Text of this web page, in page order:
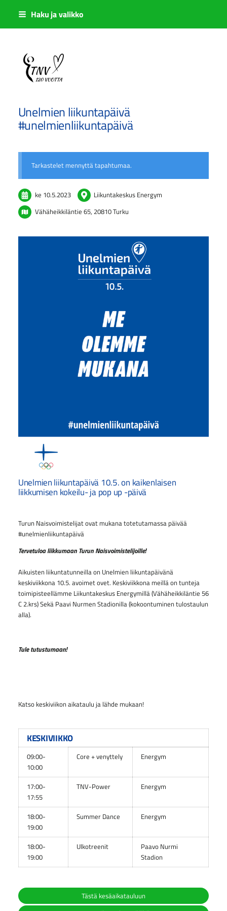
Siirry
sisältöön
Haku ja valikko
Sivuston etusivulle
Unelmien liikuntapäivä
#unelmienliikuntapäivä
Tarkastelet mennyttä tapahtumaa.
ke 10.5.2023
Liikuntakeskus Energym
Vähäheikkiläntie 65, 20810 Turku
Unelmien liikuntapäivä 10.5. on kaikenlaisen
liikkumisen kokeilu- ja pop up -päivä
Turun Naisvoimistelijat ovat mukana totetutamassa päivää
#unelmienliikuntapäivä
Tervetuloa liikkumaan Turun Naisvoimistelijoille!
Aikuisten liikuntatunneilla on Unelmien liikuntapäivänä
keskiviikkona 10.5. avoimet ovet. Keskiviikkona meillä on tunteja
toimipisteellämme Liikuntakeskus Energymillä (Vähäheikkiläntie 56
C 2.krs) Sekä Paavi Nurmen Stadionilla (kokoontuminen tulostaulun
alla).
Tule tutustumaan!
⁠⁠⁠⁠⁠⁠⁠Katso keskiviikon aikataulu ja lähde mukaan!
KESKIVIIKKO
09:00-
10:00
Core + venyttely Energym
17:00-
17:55
TNV-Power Energym
18:00-
19:00
Summer Dance Energym
18:00-
19:00
Ulkotreenit
Paavo Nurmi
Stadion
Tästä kesäaikatauluun